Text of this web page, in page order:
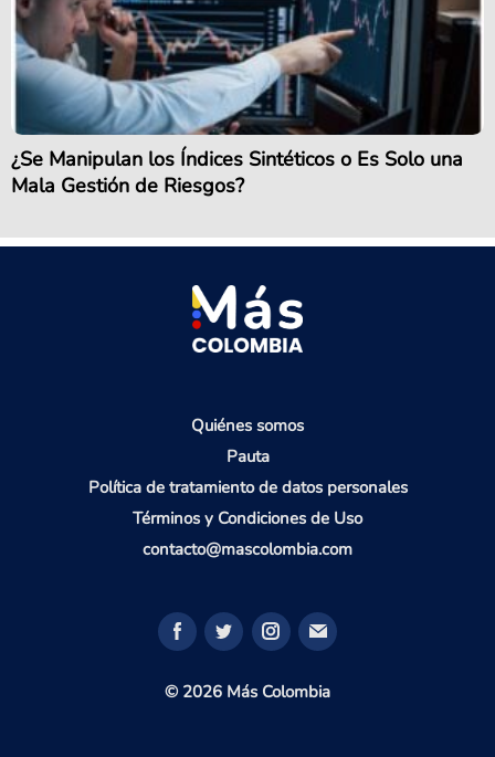
¿Se Manipulan los Índices Sintéticos o Es Solo una
Mala Gestión de Riesgos?
Quiénes somos
Pauta
Política de tratamiento de datos personales
Términos y Condiciones de Uso
contacto@mascolombia.com
© 2026 Más Colombia